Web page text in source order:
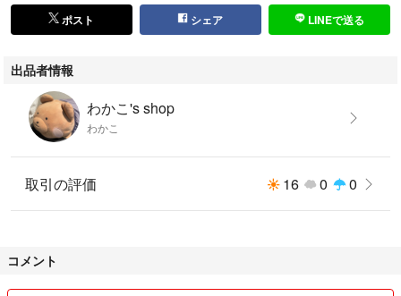
ポスト シェア LINEで送る
出品者情報
わかこ's shop
わかこ
取引の評価 16 0 0
コメント